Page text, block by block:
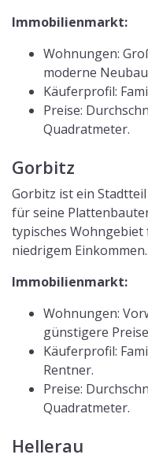
Immobilienmarkt:
Wohnungen:
moderne
Käuferprofil:
Preise:
Quadratmeter.
Gorbitz
Gorbitz ist ein
für seine
typisches
niedrigem Einkommen.
Immobilienmarkt:
Wohnungen:
günstigere
Käuferprofil:
Rentner.
Preise:
Quadratmeter.
Hellerau